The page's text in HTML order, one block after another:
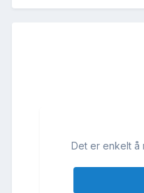
Det er enkelt å